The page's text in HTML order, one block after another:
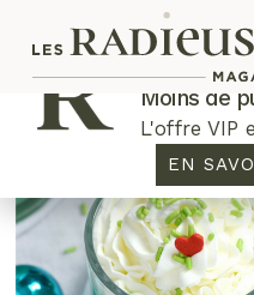
Plus de
Moins de
L'offre VIP
EN